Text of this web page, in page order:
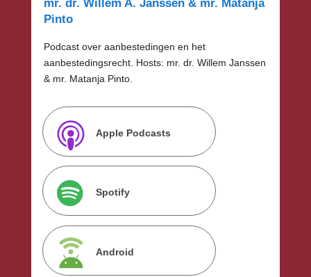
mr. dr. Willem A. Janssen & mr. Matanja
Pinto
Podcast over aanbestedingen en het
aanbestedingsrecht. Hosts: mr. dr. Willem Janssen
& mr. Matanja Pinto.
Apple Podcasts
Spotify
Android